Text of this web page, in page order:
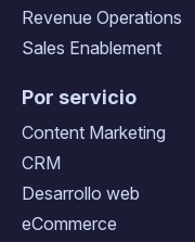
Revenue Operations
Sales Enablement
Por servicio
Content Marketing
CRM
Desarrollo web
eCommerce